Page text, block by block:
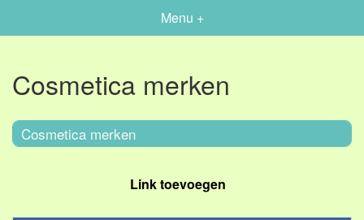
Menu +
Cosmetica merken
Cosmetica merken
Link toevoegen